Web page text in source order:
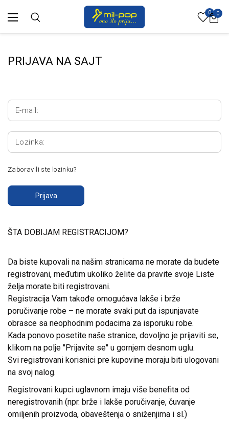
0 0
PRIJAVA NA SAJT
E-mail:
Lozinka:
Zaboravili ste lozinku?
Prijava
ŠTA DOBIJAM REGISTRACIJOM?
Da biste kupovali na našim stranicama ne morate da budete
registrovani, međutim ukoliko želite da pravite svoje Liste
želja morate biti registrovani.
Registracija Vam takođe omogućava lakše i brže
poručivanje robe – ne morate svaki put da ispunjavate
obrasce sa neophodnim podacima za isporuku robe.
Kada ponovo posetite naše stranice, dovoljno je prijaviti se,
klikom na polje "Prijavite se" u gornjem desnom uglu.
Svi registrovani korisnici pre kupovine moraju biti ulogovani
na svoj nalog.
Registrovani kupci uglavnom imaju više benefita od
neregistrovanih (npr. brže i lakše poručivanje, čuvanje
omiljenih proizvoda, obaveštenja o sniženjima i sl.)